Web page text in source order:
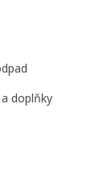
doplňky